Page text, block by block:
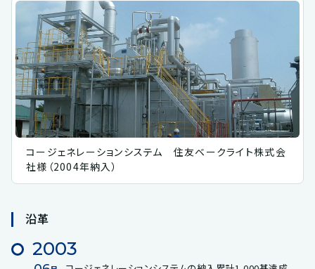
コージェネレーションシステム 住友ベークライト株式会
社様（2004年納入）
沿革
2003